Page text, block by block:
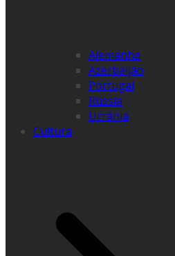
Alemanha
Azerbaijão
Portugal
Rússia
Ucrânia
Cultura